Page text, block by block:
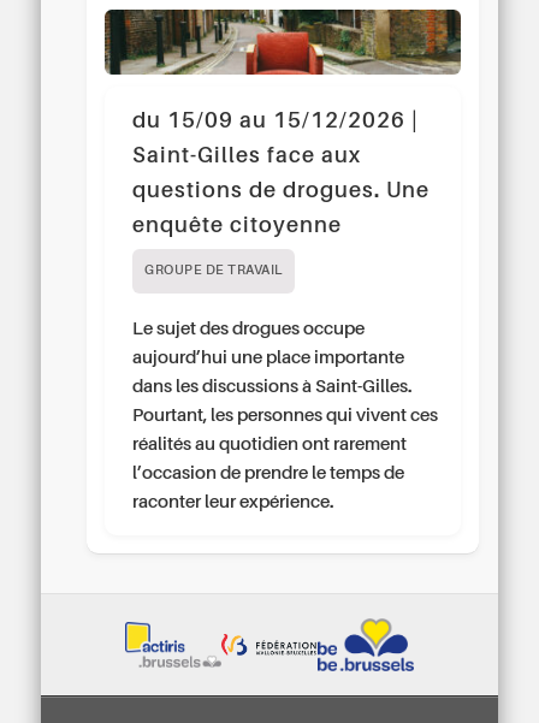
du 15/09 au 15/12/2026 |
Saint-Gilles face aux
questions de drogues. Une
enquête citoyenne
GROUPE DE TRAVAIL
Le sujet des drogues occupe
aujourd’hui une place importante
dans les discussions à Saint-Gilles.
Pourtant, les personnes qui vivent ces
réalités au quotidien ont rarement
l’occasion de prendre le temps de
raconter leur expérience.